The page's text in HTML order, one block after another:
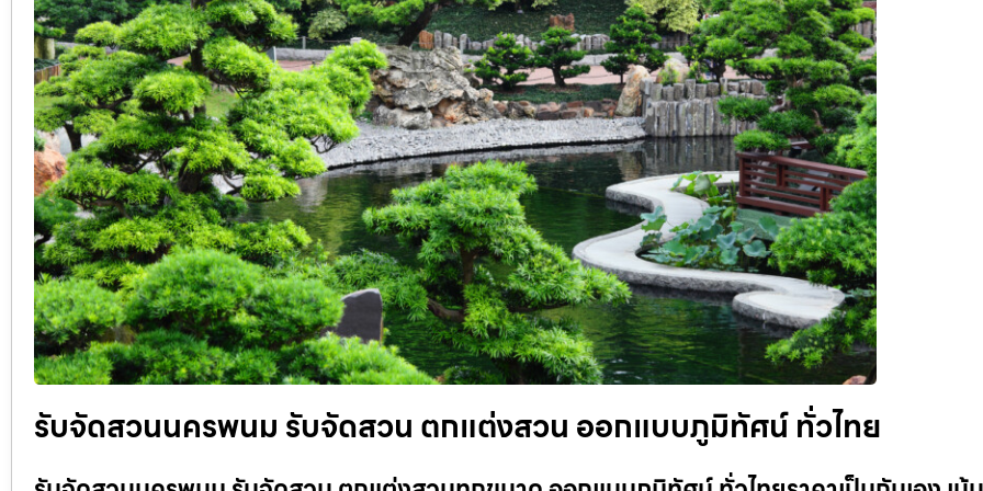
รับจัดสวนนครพนม รับจัดสวน ตกแต่งสวน ออกแบบภูมิทัศน์ ทั่วไทย